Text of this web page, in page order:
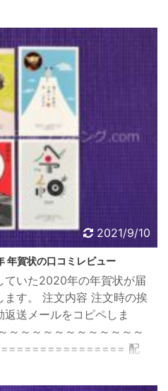
◆以
した。
...
2021/9/10
年賀状の口コミレビュー
ていた2020年の年賀状が届
ます。 注文内容 注文時の挨
送メールをコピペしま
～～～～～～～～～～～～
配
注文番号は、実際の番号